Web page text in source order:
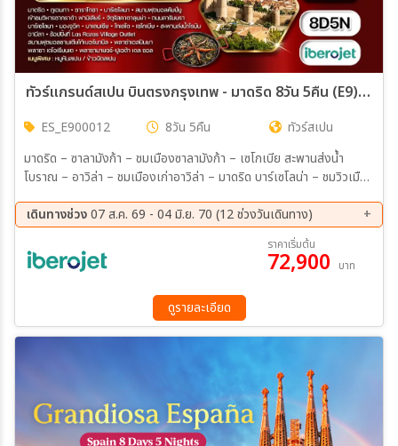
ทัวร์แกรนด์สเปน บินตรงกรุงเทพ - มาดริด 8วัน 5คืน (E9) AUG 26 - MAY 27
ES_E900012 8วัน 5คืน
ทัวร์สเปน
มาดริด – ซาลามังก้า – ชมเมืองซาลามังก้า – เซโกเบีย สะพานส่งน้ำ
โบราณ – อาวิล่า – ชมเมืองเก่าอาวิล่า – มาดริด บาร์เซโลน่า – ชมวิวเมือง
ซากราด้า ฟามิเลีย นั่งกระเช้าสู่ยอดเขามองเซอร์รัต - เก็บภาพสนาม
ฟุตบอล FC BARCELONA วาเลนเซีย – โทเลโด้ – ชมเมือง – มาดริด
ชมเมืองหลวง – ชมย่านพลาซ่ามายอร์ – สนามฟุตบอล มาดริด - ซาราโก
ซ่า – เก็บภาพวิหารเสาพระแม่แห่งแสง บาร์เซโลน่า – ชอปปิ้งย่าน ลารัม
เลต LAS ROZAS เมนูพิเศษ หมูหันสเปน ต้นตำหรับ, ข้าวผัดสเปนหมึกดำ
เดินทางช่วง07 ส.ค. 69 - 04 มิ.ย. 70 (12 ช่วงวันเดินทาง)
09 ต.ค. 69 - 16 ต.ค. 69
16 ต.ค. 69 - 23 ต.ค. 69
23 ต.ค. 69 - 30 ต.ค. 69
20 พ.ย. 69 - 27 พ.ย. 69
25 ธ.ค. 69 - 01 ม.ค. 70
12 ก.พ. 70 - 19 ก.พ. 70
09 เม.ย 70 - 16 เม.ย 70
30 เม.ย 70 - 07 พ.ค. 70
28 พ.ค. 70 - 04 มิ.ย 70
ราคาเริ่มต้น
72,900 บาท
ดูรายละเอียด